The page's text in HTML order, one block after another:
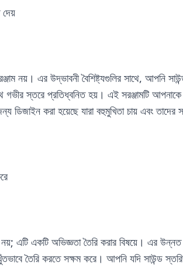
দেয়
উদ্ভাবনী বৈশিষ্ট্যগুলির সাথে, আপনি
স্তরে প্রতিধ্বনিত হয়। এই সরঞ্জামটি আপনাকে
করা হয়েছে যারা বহুমুখিতা চায় এবং তাদের
অভিজ্ঞতা তৈরি করার বিষয়ে। এর উন্নত
তৈরি করতে সক্ষম করে। আপনি যদি সাউন্ড